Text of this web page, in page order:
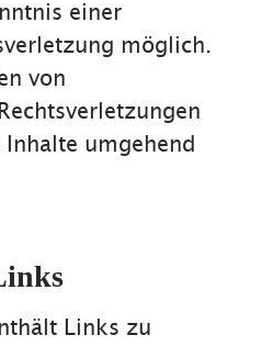
einer
möglich.
von
umgehend
Links zu